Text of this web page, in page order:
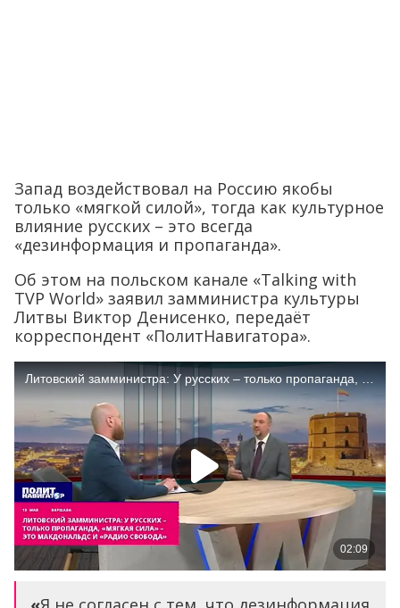
Запад воздействовал на Россию якобы
только «мягкой силой», тогда как культурное
влияние русских – это всегда
«дезинформация и пропаганда».
Об этом на польском канале «Talking with
TVP World» заявил замминистра культуры
Литвы Виктор Денисенко, передаёт
корреспондент «ПолитНавигатора».